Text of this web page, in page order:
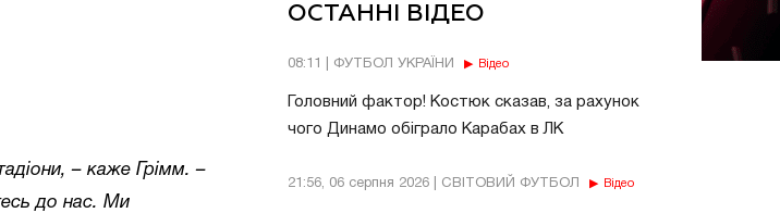
ОСТАННІ ВІДЕО
08:11 | ФУТБОЛ УКРАЇНИ Відео
Головний фактор! Костюк сказав, за рахунок
чого Динамо обіграло Карабах в ЛК
21:56, 06 серпня 2026 | СВІТОВИЙ ФУТБОЛ Відео
– каже Грімм. –
до нас. Ми